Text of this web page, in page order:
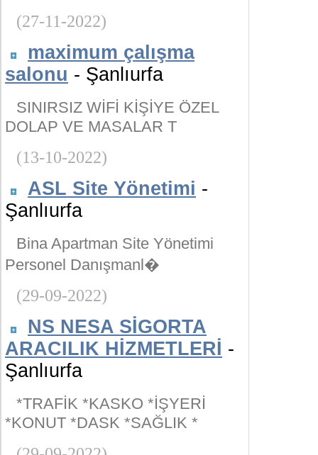
(27-11-2022)
maximum çalışma
salonu - Şanlıurfa
SINIRSIZ WİFİ KİŞİYE ÖZEL
DOLAP VE MASALAR T
(13-10-2022)
ASL Site Yönetimi -
Şanlıurfa
Bina Apartman Site Yönetimi
Personel Danışmanl�
(29-09-2022)
NS NESA SİGORTA
ARACILIK HİZMETLERİ -
Şanlıurfa
*TRAFİK *KASKO *İŞYERİ
*KONUT *DASK *SAĞLIK *